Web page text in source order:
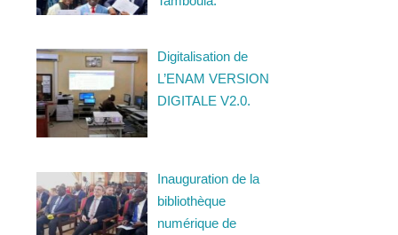
Digitalisation de
L’ENAM VERSION
DIGITALE V2.0.
Inauguration de la
bibliothèque
numérique de